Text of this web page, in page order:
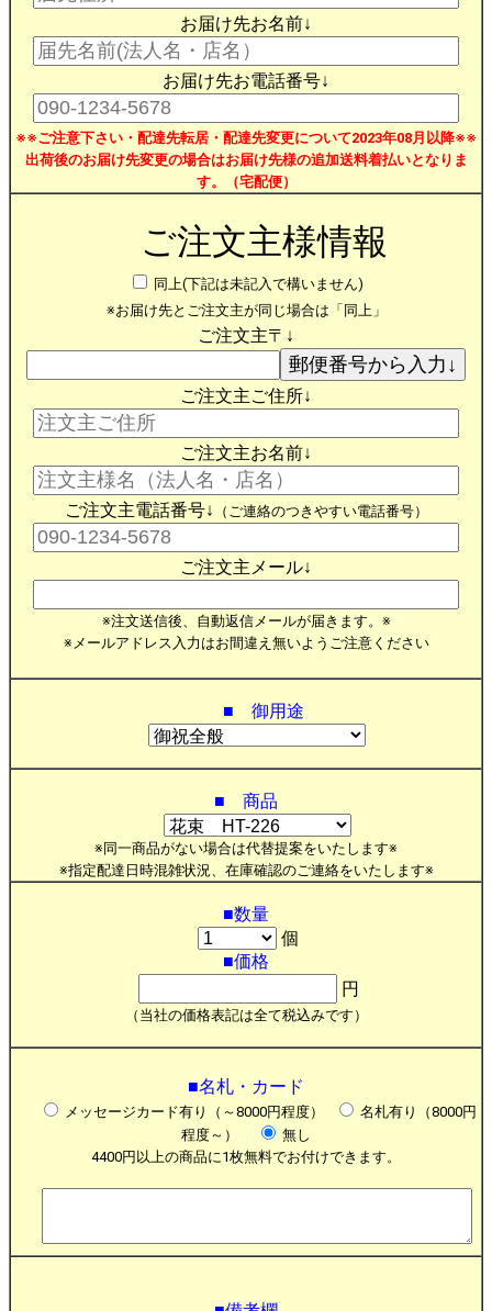
お届け先お名前↓
お届け先お電話番号↓
※※ご注意下さい・配達先転居・配達先変更について2023年08月以降※※
出荷後のお届け先変更の場合はお届け先様の追加送料着払いとなりま
す。（宅配便）
ご注文主様情報
同上(下記は未記入で構いません)
※お届け先とご注文主が同じ場合は「同上」
ご注文主〒↓
ご注文主ご住所↓
ご注文主お名前↓
ご注文主電話番号↓ （ご連絡のつきやすい電話番号）
ご注文主メール↓
※注文送信後、自動返信メールが届きます。※
※メールアドレス入力はお間違え無いようご注意ください
■ 御用途
■ 商品
※同一商品がない場合は代替提案をいたします※
※指定配達日時混雑状況、在庫確認のご連絡をいたします※
■数量
個
■価格
円
（当社の価格表記は全て税込みです）
■名札・カード
メッセージカード有り（～8000円程度）
名札有り（8000円
程度～）
無し
4400円以上の商品に1枚無料でお付けできます。